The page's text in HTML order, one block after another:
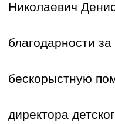
персональных данных
Николаевич
благодарности
бескорыстную
директора